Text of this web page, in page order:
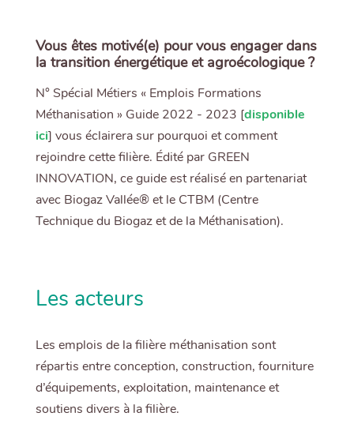
Vous êtes motivé(e) pour vous engager dans
la transition énergétique et agroécologique ?
N° Spécial Métiers « Emplois Formations
Méthanisation » Guide 2022 - 2023 [disponible
ici] vous éclairera sur pourquoi et comment
rejoindre cette filière. Édité par GREEN
INNOVATION, ce guide est réalisé en partenariat
avec Biogaz Vallée® et le CTBM (Centre
Technique du Biogaz et de la Méthanisation).
Les acteurs
Les emplois de la filière méthanisation sont
répartis entre conception, construction, fourniture
d’équipements, exploitation, maintenance et
soutiens divers à la filière.